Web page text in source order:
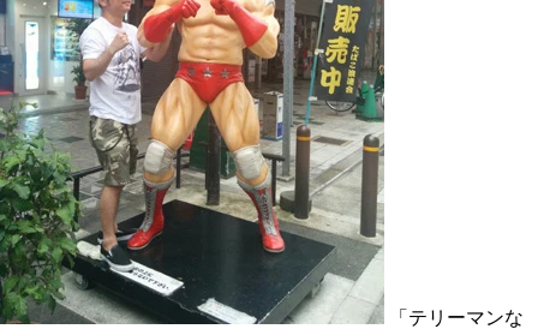
「テリーマンな